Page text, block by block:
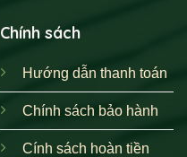
Chính sách
Hướng dẫn thanh toán
Chính sách bảo hành
Cính sách hoàn tiền